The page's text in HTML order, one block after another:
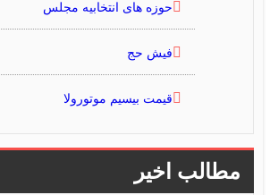
حوزه های انتخابیه مجلس
فیش حج
قیمت بیسیم موتورولا
مطالب اخیر